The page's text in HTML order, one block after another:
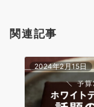
関連記事
2024年2月15日